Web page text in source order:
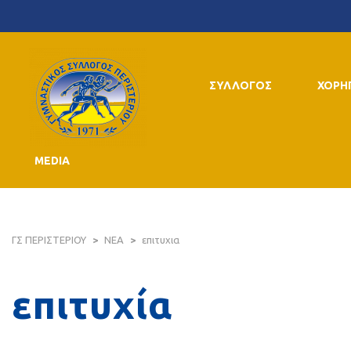
ΣΥΛΛΟΓΟΣ
MEDIA
ΓΣ ΠΕΡΙΣΤΕΡΙΟΥ > ΝΕΑ > επιτυχια
επιτυχία